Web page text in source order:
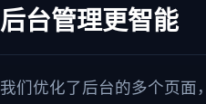
后台管理更智能
我们优化了后台的多个页面